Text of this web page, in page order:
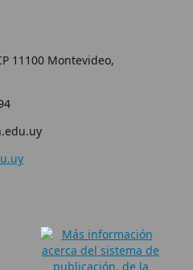
11100 Montevideo,